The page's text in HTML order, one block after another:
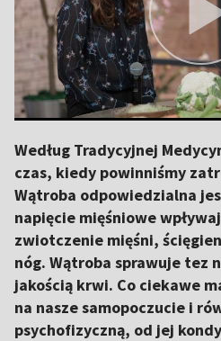
Według Tradycyjnej
czas, kiedy powinniśmy
Wątroba odpowiedzialna
napięcie mięśniowe
zwiotczenie mięśni,
nóg. Wątroba sprawuje tez
jakością krwi. Co ciekawe
na nasze samopoczucie i
psychofizyczną, od jej